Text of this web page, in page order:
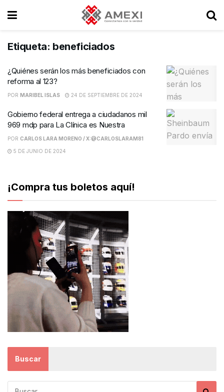
Etiqueta: beneficiados
¿Quiénes serán los más beneficiados con
reforma al 123?
POR MARIBEL ISLAS 24 DE SEPTIEMBRE DE 2024
Gobierno federal entrega a ciudadanos mil
969 mdp para La Clínica es Nuestra
POR CARLOS LARA MORENO / X:@CARLOSLARAM81
5 DE JUNIO DE 2024
¡Compra tus boletos aquí!
Buscar